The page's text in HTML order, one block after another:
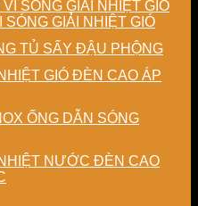
GIẢI NHIỆT GIÓ
TỦ SẤY ĐẬU PHỘNG
ĐÈN CAO ÁP
ỐNG DẪN SÓNG
ĐÈN CAO